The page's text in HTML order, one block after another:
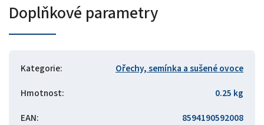
Doplňkové parametry
Kategorie:
Ořechy, semínka a sušené ovoce
Hmotnost:
0.25 kg
EAN:
8594190592008